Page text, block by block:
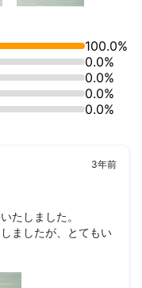
とりっぷ』のグラフィ
組宣伝写真撮影
ト撮影
ドフォト）
100.0%
0.0%
0.0%
0.0%
0.0%
3年前
たしました。
ましたが、とてもい